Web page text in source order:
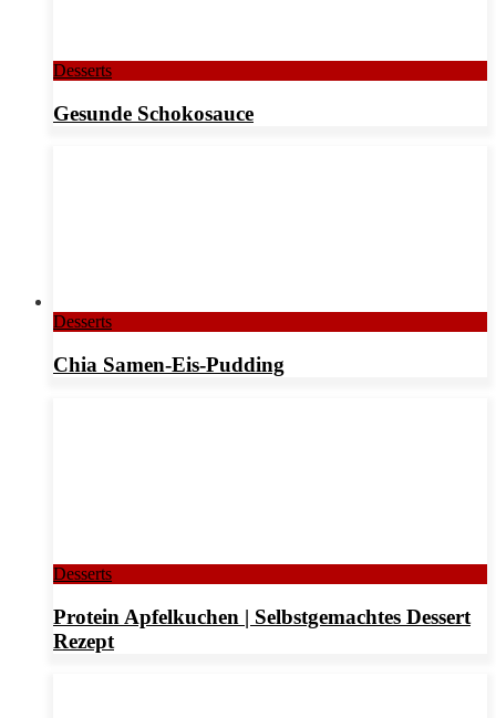
Desserts
Gesunde Schokosauce
Desserts
Chia Samen-Eis-Pudding
Desserts
Protein Apfelkuchen | Selbstgemachtes Dessert
Rezept